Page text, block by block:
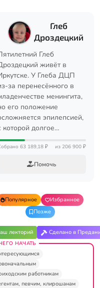
Глеб
Дроздецкий
Глеб
живёт в
У Глеба ДЦП
за перенесённого в
менингита,
его положение
эпилепсией,
которой долгое…
63 189,18 ₽ из 206 900 ₽
Помочь
Популярное
Избранное
Позже
лекторий Сделано в
НАЧАТЬ
работникам
певчим, клирошанам